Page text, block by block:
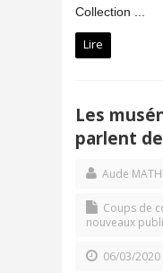
Collection ...
Lire
Les
parlent
Aude
Coups de
nouveaux
06/03/2020